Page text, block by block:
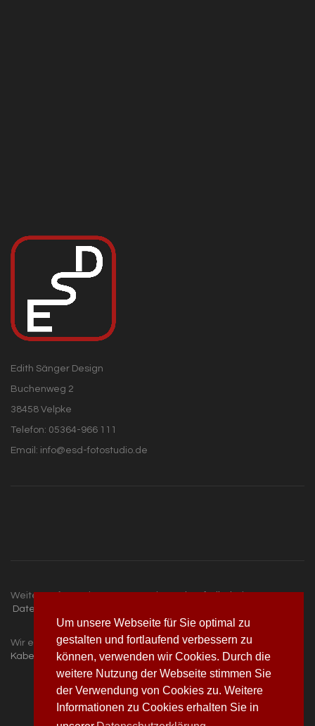
Um unsere Webseite für Sie optimal zu
gestalten und fortlaufend verbessern zu
können, verwenden wir Cookies. Durch die
weitere Nutzung der Webseite stimmen Sie
der Verwendung von Cookies zu. Weitere
Informationen zu Cookies erhalten Sie in
Edith Sänger Design
Buchenweg 2
38458 Velpke
Telefon: 05364-966 111
Email: info@esd-fotostudio.de
Weitere Informationen:Home|Barrierefreiheit|
Datenschutz
Wir empfehlen:MS Consulting | Kabelmarkt | Oldtimer-
Kabelbäume | MSU GmbH |